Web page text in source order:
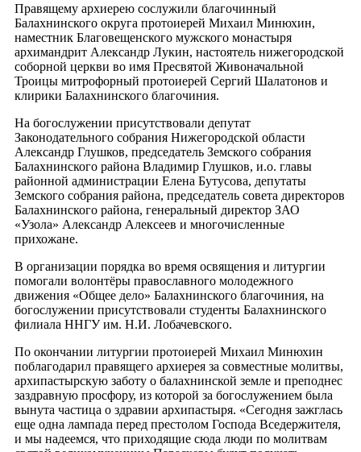
Правящему архиерею сослужили благочинный
Балахнинского округа протоиерей Михаил Минюхин,
наместник Благовещенского мужского монастыря
архимандрит Александр Лукин, настоятель нижегородской
соборной церкви во имя Пресвятой Живоначальной
Троицы митрофорный протоиерей Сергий Шалатонов и
клирики Балахнинского благочиния.
На богослужении присутствовали депутат
Законодательного собрания Нижегородской области
Александр Глушков, председатель Земского собрания
Балахнинского района Владимир Глушков, и.о. главы
районной администрации Елена Бутусова, депутаты
Земского собрания района, председатель совета директоров
Балахнинского района, генеральный директор ЗАО
«Узола» Александр Алексеев и многочисленные
прихожане.
В организации порядка во время освящения и литургии
помогали волонтёры православного молодежного
движения «Общее дело» Балахнинского благочиния, на
богослужении присутствовали студенты Балахнинского
филиала ННГУ им. Н.И. Лобачевского.
По окончании литургии протоиерей Михаил Минюхин
поблагодарил правящего архиерея за совместные молитвы,
архипастырскую заботу о балахнинской земле и преподнес
заздравную просфору, из которой за богослужением была
вынута частица о здравии архипастыря. «Сегодня зажглась
еще одна лампада перед престолом Господа Вседержителя,
и мы надеемся, что приходящие сюда люди по молитвам